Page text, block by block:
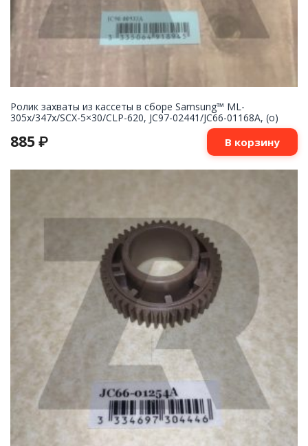
Ролик захваты из кассеты в сборе Samsung™ ML-
305x/347x/SCX-5×30/CLP-620, JC97-02441/JC66-01168A, (o)
885 ₽ В корзину